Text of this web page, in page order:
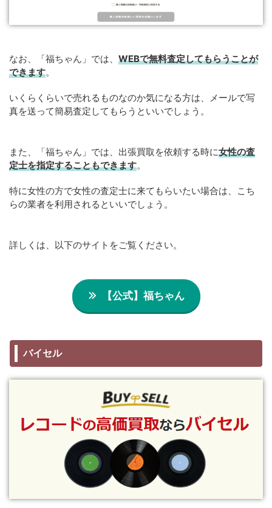
なお、「福ちゃん」では、 WEBで無料査定してもらうことが
できます。
いくらくらいで売れるものなのか気になる方は、メールで写
真を送って簡易査定してもらうといいでしょう。
また、「福ちゃん」では、出張買取を依頼する時に女性の査
定士を指定することもできます。
特に女性の方で女性の査定士に来てもらいたい場合は、こち
らの業者を利用されるといいでしょう。
詳しくは、以下のサイトをご覧ください。
【公式】福ちゃん
バイセル